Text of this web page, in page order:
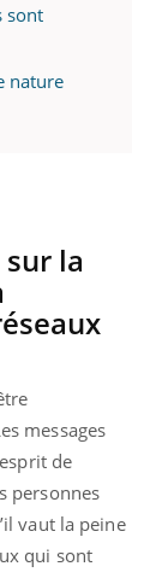
sont
nature
la
messages
de
personnes
vaut la peine
qui sont